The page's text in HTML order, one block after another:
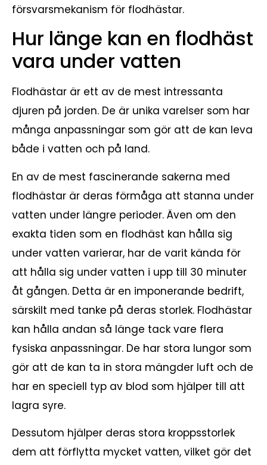
försvarsmekanism för flodhästar.
Hur länge kan en flodhäst
vara under vatten
Flodhästar är ett av de mest intressanta
djuren på jorden. De är unika varelser som har
många anpassningar som gör att de kan leva
både i vatten och på land.
En av de mest fascinerande sakerna med
flodhästar är deras förmåga att stanna under
vatten under längre perioder. Även om den
exakta tiden som en flodhäst kan hålla sig
under vatten varierar, har de varit kända för
att hålla sig under vatten i upp till 30 minuter
åt gången. Detta är en imponerande bedrift,
särskilt med tanke på deras storlek. Flodhästar
kan hålla andan så länge tack vare flera
fysiska anpassningar. De har stora lungor som
gör att de kan ta in stora mängder luft och de
har en speciell typ av blod som hjälper till att
lagra syre.
Dessutom hjälper deras stora kroppsstorlek
dem att förflytta mycket vatten, vilket gör det